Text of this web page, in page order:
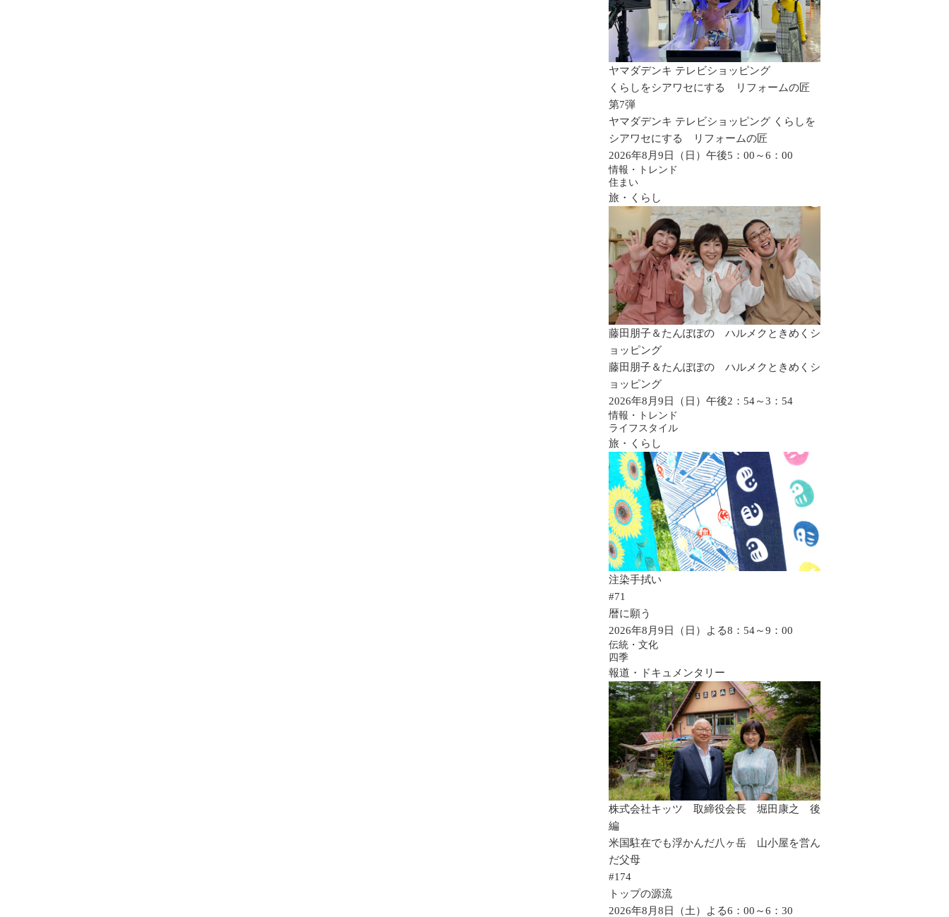
ヤマダデンキ テレビショッピング
くらしをシアワセにする リフォームの匠
第7弾
ヤマダデンキ テレビショッピング くらしを
シアワセにする リフォームの匠
2026年8月9日（日）午後5：00～6：00
情報・トレンド
住まい
旅・くらし
藤田朋子＆たんぽぽの ハルメクときめくシ
ョッピング
藤田朋子＆たんぽぽの ハルメクときめくシ
ョッピング
2026年8月9日（日）午後2：54～3：54
情報・トレンド
ライフスタイル
旅・くらし
注染手拭い
#71
暦に願う
2026年8月9日（日）よる8：54～9：00
伝統・文化
四季
報道・ドキュメンタリー
株式会社キッツ 取締役会長 堀田康之 後
編
米国駐在でも浮かんだ八ヶ岳 山小屋を営ん
だ父母
#174
トップの源流
2026年8月8日（土）よる6：00～6：30